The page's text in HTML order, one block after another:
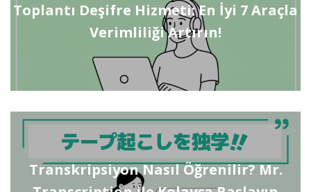
Toplantı Deşifre Hizmeti: En İyi 7 Araçla
Verimliliği Artırın!
Transkripsiyon Nasıl Öğrenilir? Mr.